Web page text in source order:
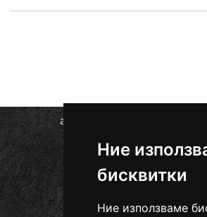
Ние
бисквитки
Ние използваме
гр. Провадия, ул. Цоню